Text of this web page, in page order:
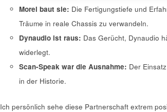
Morel baut sie: Die Fertigungstiefe und
Träume in reale Chassis zu verwandeln.
Dynaudio ist raus: Das Gerücht, Dynaudio
widerlegt.
Scan-Speak war die Ausnahme: Der
in der Historie.
Ich persönlich sehe diese Partnerschaft extrem